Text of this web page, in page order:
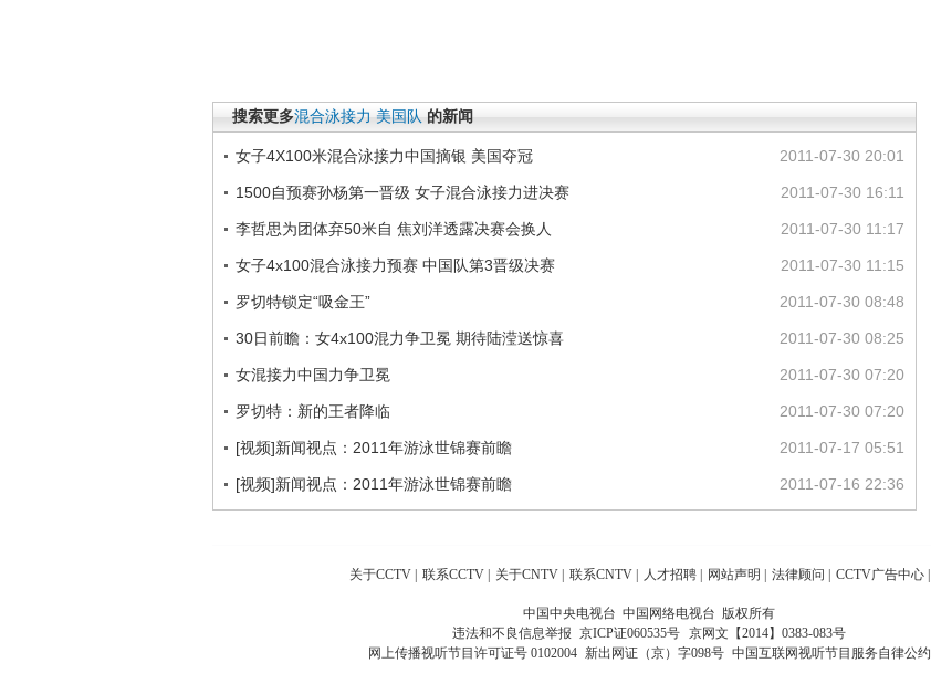
搜索更多混合泳接力 美国队 的新闻
2011-07-30 20:01
女子4X100米混合泳接力中国摘银 美国夺冠
2011-07-30 16:11
1500自预赛孙杨第一晋级 女子混合泳接力进决赛
2011-07-30 11:17
李哲思为团体弃50米自 焦刘洋透露决赛会换人
2011-07-30 11:15
女子4x100混合泳接力预赛 中国队第3晋级决赛
2011-07-30 08:48
罗切特锁定“吸金王”
2011-07-30 08:25
30日前瞻：女4x100混力争卫冕 期待陆滢送惊喜
2011-07-30 07:20
女混接力中国力争卫冕
2011-07-30 07:20
罗切特：新的王者降临
2011-07-17 05:51
[视频]新闻视点：2011年游泳世锦赛前瞻
2011-07-16 22:36
[视频]新闻视点：2011年游泳世锦赛前瞻
关于CCTV 联系CCTV 关于CNTV 联系CNTV 人才招聘 网站声明 法律顾问 CCTV广告中心
中国中央电视台 中国网络电视台 版权所有
违法和不良信息举报 京ICP证060535号
京网文【2014】0383-083号
网上传播视听节目许可证号 0102004 新出网证（京）字098号 中国互联网视听节目服务自律公约